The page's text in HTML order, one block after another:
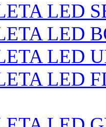
LED
LED
LED
LED